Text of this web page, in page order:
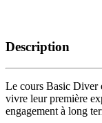
Description
Le cours Basic Diver
vivre leur première
engagement à long